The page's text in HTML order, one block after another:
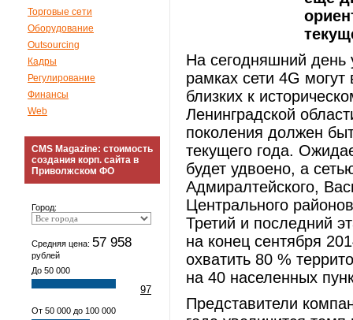
Торговые сети
Оборудование
Outsourcing
Кадры
Регулирование
Финансы
Web
CMS Magazine: стоимость
создания корп. сайта в
Приволжском ФО
Город:
Средняя цена: 57 958
рублей
До 50 000
97
От 50 000 до 100 000
На сегодняшний день
рамках сети 4G
близких к
Ленинградской
поколения должен
текущего года.
будет удвоено, а
Адмиралтейского,
Центрального
Третий и последний
на конец сентября
охватить 80 %
на 40 населенных
Представители